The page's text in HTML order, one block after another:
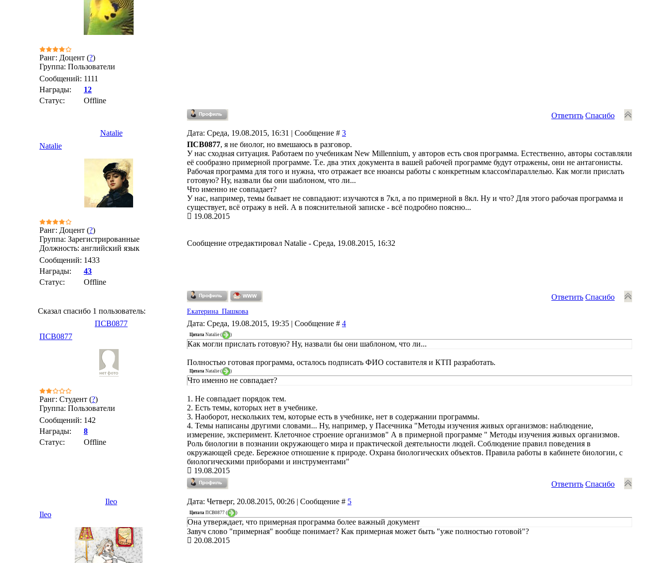
Ранг: Доцент (?)
Группа: Пользователи
Сообщений: 1111
Награды:
12
Статус:
Offline
Ответить Спасибо
Natalie Дата: Среда, 19.08.2015, 16:31 | Сообщение # 3
Natalie
Ранг: Доцент (?)
Группа: Зарегистрированные
Должность: английский язык
Сообщений: 1433
Награды:
43
Статус:
Offline
ПСВ0877, я не биолог, но вмешаюсь в разговор.
У нас сходная ситуация. Работаем по учебникам New Millennium, у авторов есть своя программа. Естественно, авторы составляли
её сообразно примерной программе. Т.е. два этих документа в вашей рабочей программе будут отражены, они не антагонисты.
Рабочая программа для того и нужна, что отражает все нюансы работы с конкретным классом\параллелью. Как могли прислать
готовую? Ну, назвали бы они шаблоном, что ли...
Что именно не совпадает?
У нас, например, темы бывает не совпадают: изучаются в 7кл, а по примерной в 8кл. Ну и что? Для этого рабочая программа и
существует, всё отражу в ней. А в пояснительной записке - всё подробно поясню...
19.08.2015
Сообщение отредактировал Natalie - Среда, 19.08.2015, 16:32
Ответить Спасибо
Сказал спасибо 1 пользователь:
Екатерина_Пашкова
ПСВ0877 Дата: Среда, 19.08.2015, 19:35 | Сообщение # 4
ПСВ0877
Ранг: Студент (?)
Группа: Пользователи
Сообщений: 142
Награды:
8
Статус:
Offline
Цитата Natalie ( )
Как могли прислать готовую? Ну, назвали бы они шаблоном, что ли...
Полностью готовая программа, осталось подписать ФИО составителя и КТП разработать.
Цитата Natalie ( )
Что именно не совпадает?
1. Не совпадает порядок тем.
2. Есть темы, которых нет в учебнике.
3. Наоборот, нескольких тем, которые есть в учебнике, нет в содержании программы.
4. Темы написаны другими словами... Ну, например, у Пасечника "Методы изучения живых организмов: наблюдение,
измерение, эксперимент. Клеточное строение организмов" А в примерной программе " Методы изучения живых организмов.
Роль биологии в познании окружающего мира и практической деятельности людей. Соблюдение правил поведения в
окружающей среде. Бережное отношение к природе. Охрана биологических объектов. Правила работы в кабинете биологии, с
биологическими приборами и инструментами"
19.08.2015
Ответить Спасибо
Ileo Дата: Четверг, 20.08.2015, 00:26 | Сообщение # 5
Ileo
Цитата ПСВ0877 ( )
Она утверждает, что примерная программа более важный документ
Завуч слово "примерная" вообще понимает? Как примерная может быть "уже полностью готовой"?
20.08.2015